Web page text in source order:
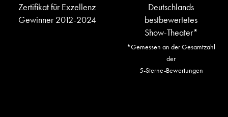
Zertifikat für Exzellenz
Gewinner 2012-2024
Deutschlands
bestbewertetes
Show-Theater*
*Gemessen an der Gesamtzahl
der
5-Sterne-Bewertungen